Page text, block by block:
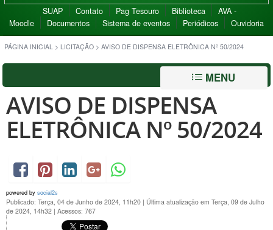
SUAP Contato Pag Tesouro Biblioteca
AVA -
Moodle
Documentos Sistema de eventos Periódicos Ouvidoria
PÁGINA INICIAL > LICITAÇÃO > AVISO DE DISPENSA ELETRÔNICA Nº 50/2024
MENU
AVISO DE DISPENSA
ELETRÔNICA Nº 50/2024
powered by social2s
Publicado: Terça, 04 de Junho de 2024, 11h20 | Última atualização em Terça, 09 de Julho
de 2024, 14h32 | Acessos: 767